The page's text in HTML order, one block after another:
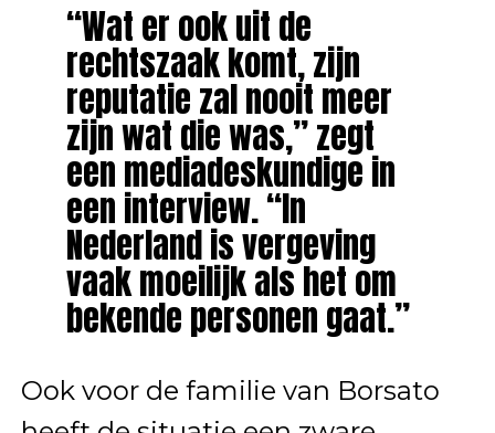
“Wat er ook uit de
rechtszaak komt, zijn
reputatie zal nooit meer
zijn wat die was,” zegt
een mediadeskundige in
een interview. “In
Nederland is vergeving
vaak moeilijk als het om
bekende personen gaat.”
Ook voor de familie van Borsato